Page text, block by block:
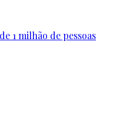
1 milhão de pessoas